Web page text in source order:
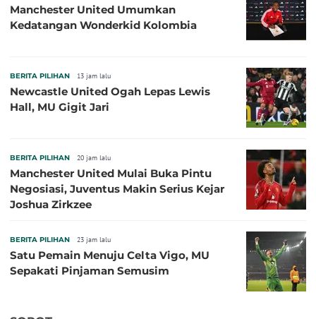
Manchester United Umumkan
Kedatangan Wonderkid Kolombia
BERITA PILIHAN 13 jam lalu
Newcastle United Ogah Lepas Lewis
Hall, MU Gigit Jari
BERITA PILIHAN 20 jam lalu
Manchester United Mulai Buka Pintu
Negosiasi, Juventus Makin Serius Kejar
Joshua Zirkzee
BERITA PILIHAN 23 jam lalu
Satu Pemain Menuju Celta Vigo, MU
Sepakati Pinjaman Semusim